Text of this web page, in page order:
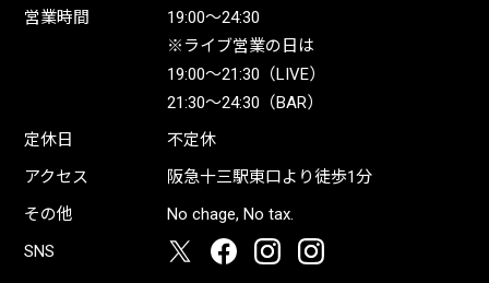
営業時間
19:00〜24:30
※ライブ営業の日は
19:00〜21:30（LIVE）
21:30〜24:30（BAR）
定休日
不定休
アクセス
阪急十三駅東口より徒歩1分
その他
No chage, No tax.
SNS